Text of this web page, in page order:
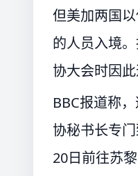
但美加两国
的人员入境
协大会时因
BBC报道称
协秘书长专
20日前往苏